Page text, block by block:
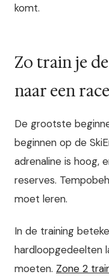
komt.
Zo train je
naar een
De grootste
beginnen op de
adrenaline is hoog,
reserves.
moet leren.
In de training
hardloopgedeelten
moeten. Zone 2